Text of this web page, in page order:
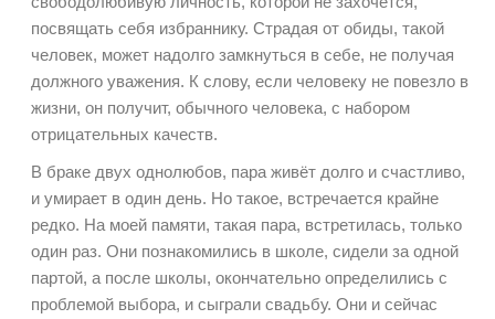
посвящать себя избраннику. Страдая от обиды, такой
человек, может надолго замкнуться в себе, не получая
должного уважения. К слову, если человеку не повезло в
жизни, он получит, обычного человека, с набором
отрицательных качеств.
В браке двух однолюбов, пара живёт долго и счастливо,
и умирает в один день. Но такое, встречается крайне
редко. На моей памяти, такая пара, встретилась, только
один раз. Они познакомились в школе, сидели за одной
партой, а после школы, окончательно определились с
проблемой выбора, и сыграли свадьбу. Они и сейчас